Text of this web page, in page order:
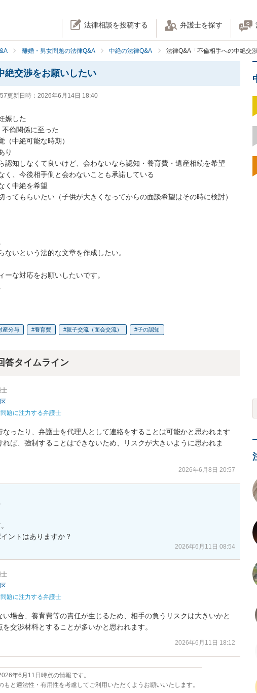
法律相談を投稿する 弁護士を探す
離婚・男女問題の法律Q&A 中絶の法律Q&A 法律Q&A「不倫相手への中絶交
絶交渉をお願いしたい
更新日時： 2026年6月14日 18:40
娠した
不倫関係に至った
（中絶可能な時期）
り
認知しなくて良いけど、会わないなら認知・養育費・遺産相続を希望
く、今後相手側と会わないことも承諾している
く中絶を希望
ってもらいたい（子供が大きくなってからの面談希望はその時に検討）
ないという法的な文章を作成したい。
ーな対応をお願いしたいです。
産分与 養育費 親子交流（面会交流） 子の認知
答タイムライン
題に注力する弁護士
ったり、弁護士を代理人として連絡をすることは可能かと思われます
ば、強制することはできないため、リスクが大きいように思われま
2026年6月8日 20:57
2026年6月11日 08:54
題に注力する弁護士
場合、養育費等の責任が生じるため、相手の負うリスクは大きいかと
交渉材料とすることが多いかと思われます。
2026年6月11日 18:12
年6月11日時点の情報です。
もと適法性・有用性を考慮してご利用いただくようお願いいたします。